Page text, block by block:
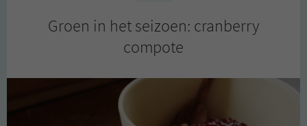
Groen in het seizoen: cranberry
compote